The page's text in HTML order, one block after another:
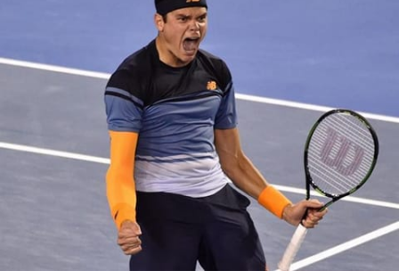
فن
رياضة
البرامج
جدول البرامج
شاهد البرامج
الترددات